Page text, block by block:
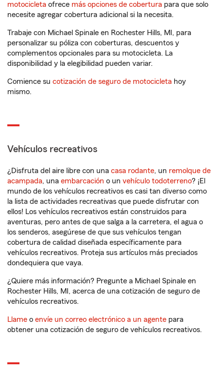
motocicleta ofrece más opciones de cobertura para que solo
necesite agregar cobertura adicional si la necesita.
Trabaje con Michael Spinale en Rochester Hills, MI, para
personalizar su póliza con coberturas, descuentos y
complementos opcionales para su motocicleta. La
disponibilidad y la elegibilidad pueden variar.
Comience su cotización de seguro de motocicleta hoy
mismo.
Vehículos recreativos
¿Disfruta del aire libre con una casa rodante, un remolque de
acampada, una embarcación o un vehículo todoterreno? ¡El
mundo de los vehículos recreativos es casi tan diverso como
la lista de actividades recreativas que puede disfrutar con
ellos! Los vehículos recreativos están construidos para
aventuras, pero antes de que salga a la carretera, el agua o
los senderos, asegúrese de que sus vehículos tengan
cobertura de calidad diseñada específicamente para
vehículos recreativos. Proteja sus artículos más preciados
dondequiera que vaya.
¿Quiere más información? Pregunte a Michael Spinale en
Rochester Hills, MI, acerca de una cotización de seguro de
vehículos recreativos.
Llame o envíe un correo electrónico a un agente para
obtener una cotización de seguro de vehículos recreativos.